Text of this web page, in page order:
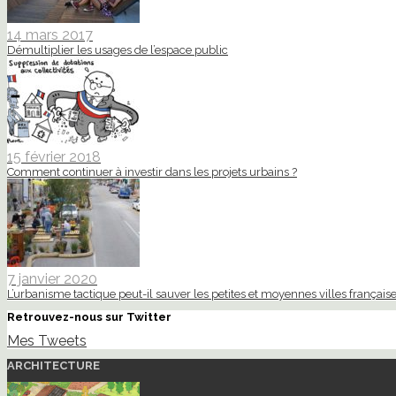
14 mars 2017
Démultiplier les usages de l’espace public
15 février 2018
Comment continuer à investir dans les projets urbains ?
7 janvier 2020
L’urbanisme tactique peut-il sauver les petites et moyennes villes
Retrouvez-nous sur Twitter
Mes Tweets
ARCHITECTURE